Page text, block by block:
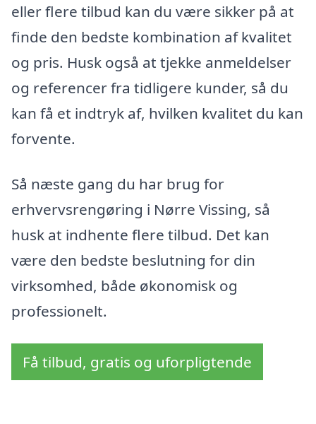
eller flere tilbud kan du være sikker på at
finde den bedste kombination af kvalitet
og pris. Husk også at tjekke anmeldelser
og referencer fra tidligere kunder, så du
kan få et indtryk af, hvilken kvalitet du kan
forvente.
Så næste gang du har brug for
erhvervsrengøring i Nørre Vissing, så
husk at indhente flere tilbud. Det kan
være den bedste beslutning for din
virksomhed, både økonomisk og
professionelt.
Få tilbud, gratis og uforpligtende